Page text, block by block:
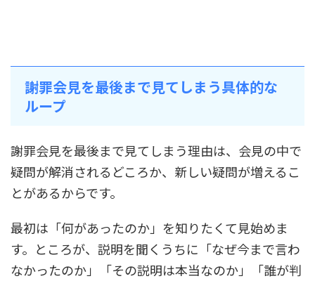
謝罪会見を最後まで見てしまう具体的な
ループ
謝罪会見を最後まで見てしまう理由は、会見の中で
疑問が解消されるどころか、新しい疑問が増えるこ
とがあるからです。
最初は「何があったのか」を知りたくて見始めま
す。ところが、説明を聞くうちに「なぜ今まで言わ
なかったのか」「その説明は本当なのか」「誰が判